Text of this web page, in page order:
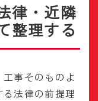
律・近隣
整理する
事そのものよ
法律の前提理